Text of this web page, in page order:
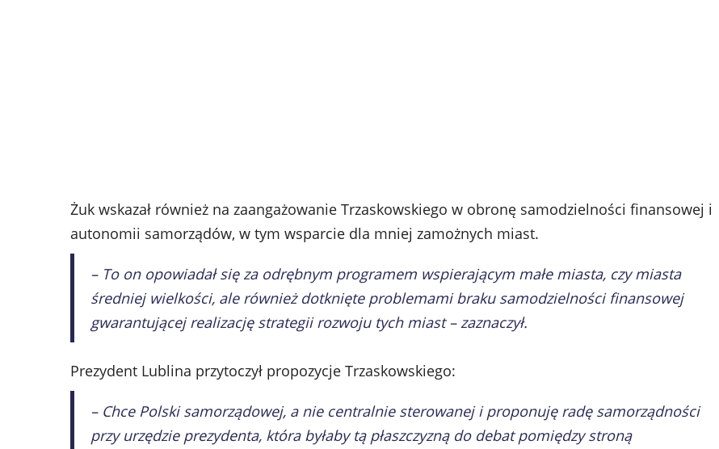
Żuk wskazał również na zaangażowanie Trzaskowskiego w obronę samodzielności finansowej i
autonomii samorządów, w tym wsparcie dla mniej zamożnych miast.
– To on opowiadał się za odrębnym programem wspierającym małe miasta, czy miasta
średniej wielkości, ale również dotknięte problemami braku samodzielności finansowej
gwarantującej realizację strategii rozwoju tych miast – zaznaczył.
Prezydent Lublina przytoczył propozycje Trzaskowskiego:
– Chce Polski samorządowej, a nie centralnie sterowanej i proponuję radę samorządności
przy urzędzie prezydenta, która byłaby tą płaszczyzną do debat pomiędzy stroną